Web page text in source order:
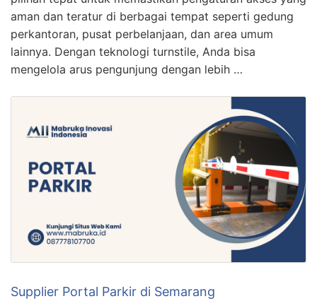
aman dan teratur di berbagai tempat seperti gedung
perkantoran, pusat perbelanjaan, dan area umum
lainnya. Dengan teknologi turnstile, Anda bisa
mengelola arus pengunjung dengan lebih …
Supplier Portal Parkir di Semarang